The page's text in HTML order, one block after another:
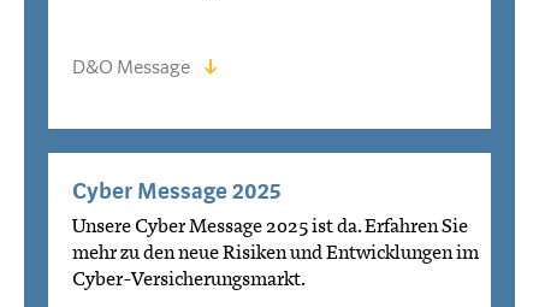
D&O Message
Cyber Message 2025
Unsere Cyber Message 2025 ist da. Erfahren Sie
mehr zu den neue Risiken und Entwicklungen im
Cyber-Versicherungsmarkt.